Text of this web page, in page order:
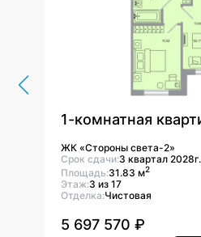
1-комнатная
ЖК «Стороны света-2»
Срок сдачи:3 квартал 2028г.
Площадь:31.83 м2
Этаж:3 из 17
Отделка:Чистовая
5 697 570 ₽